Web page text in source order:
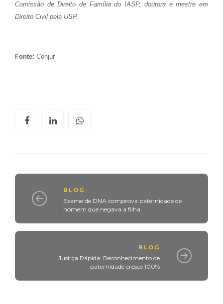
Comissão de Direito de Família do IASP, doutora e mestre em
Direito Civil pela USP.
Fonte: Conjur
BLOG
Exame de DNA comprova paternidade de
homem que negava a filha
BLOG
Justiça Rápida: Reconhecimento de
paternidade cresce 100%